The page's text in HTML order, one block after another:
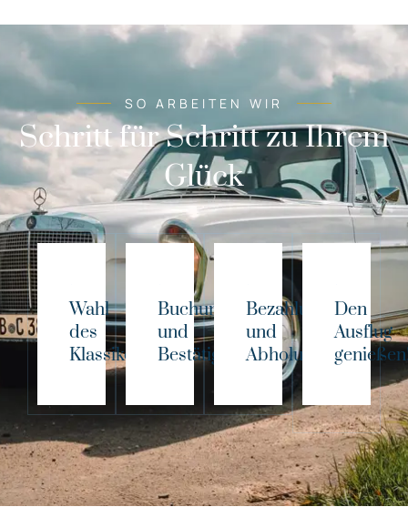
SO ARBEITEN WIR
Schritt für Schritt zu Ihrem
Glück
Wahl
des
Klassikers!
Buchung
und
Bestätigung
Bezahlung
und
Abholung
Den
Ausflug